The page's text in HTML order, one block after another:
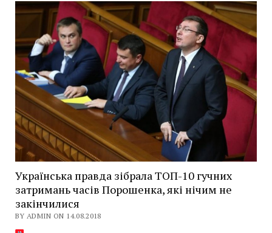
Українська правда зібрала ТОП-10 гучних
затримань часів Порошенка, які нічим не
закінчилися
BY ADMIN ON 14.08.2018